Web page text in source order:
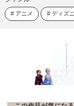
アニメ ディズ